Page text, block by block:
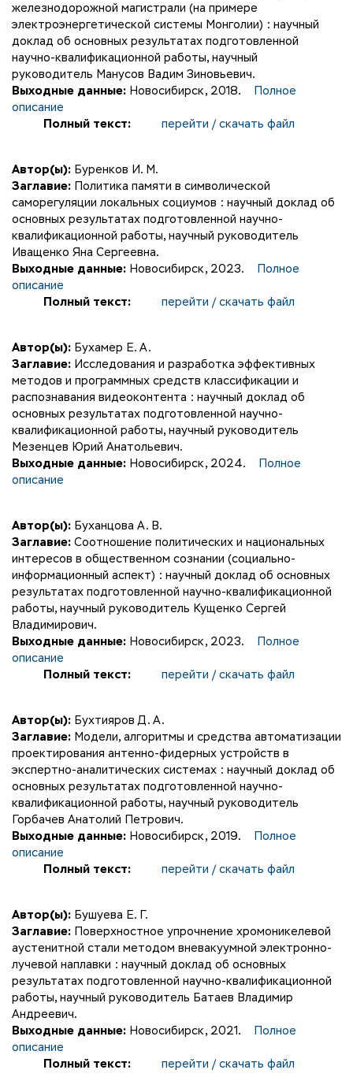
железнодорожной магистрали (на примере
электроэнергетической системы Монголии) : научный
доклад об основных результатах подготовленной
научно-квалификационной работы, научный
руководитель Манусов Вадим Зиновьевич.
Выходные данные: Новосибирск, 2018.
Полное
описание
Полный текст:
перейти / скачать файл
Автор(ы): Буренков И. М.
Заглавие: Политика памяти в символической
саморегуляции локальных социумов : научный доклад об
основных результатах подготовленной научно-
квалификационной работы, научный руководитель
Иващенко Яна Сергеевна.
Выходные данные: Новосибирск, 2023.
Полное
описание
Полный текст:
перейти / скачать файл
Автор(ы): Бухамер Е. А.
Заглавие: Исследования и разработка эффективных
методов и программных средств классификации и
распознавания видеоконтента : научный доклад об
основных результатах подготовленной научно-
квалификационной работы, научный руководитель
Мезенцев Юрий Анатольевич.
Выходные данные: Новосибирск, 2024.
Полное
описание
Автор(ы): Буханцова А. В.
Заглавие: Соотношение политических и национальных
интересов в общественном сознании (социально-
информационный аспект) : научный доклад об основных
результатах подготовленной научно-квалификационной
работы, научный руководитель Кущенко Сергей
Владимирович.
Выходные данные: Новосибирск, 2023.
Полное
описание
Полный текст:
перейти / скачать файл
Автор(ы): Бухтияров Д. А.
Заглавие: Модели, алгоритмы и средства автоматизации
проектирования антенно-фидерных устройств в
экспертно-аналитических системах : научный доклад об
основных результатах подготовленной научно-
квалификационной работы, научный руководитель
Горбачев Анатолий Петрович.
Выходные данные: Новосибирск, 2019.
Полное
описание
Полный текст:
перейти / скачать файл
Автор(ы): Бушуева Е. Г.
Заглавие: Поверхностное упрочнение хромоникелевой
аустенитной стали методом вневакуумной электронно-
лучевой наплавки : научный доклад об основных
результатах подготовленной научно-квалификационной
работы, научный руководитель Батаев Владимир
Андреевич.
Выходные данные: Новосибирск, 2021.
Полное
описание
Полный текст:
перейти / скачать файл